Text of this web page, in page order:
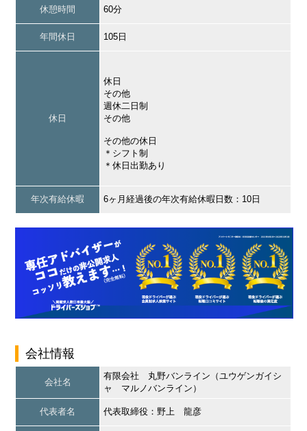
休憩時間 60分
年間休日 105日
休日
休日
その他
週休二日制
その他
その他の休日
＊シフト制
＊休日出勤あり
年次有給休暇 6ヶ月経過後の年次有給休暇日数：10日
会社情報
会社名
有限会社 丸野バンライン（ユウゲンガイシ
ャ マルノバンライン）
代表者名 代表取締役：野上 龍彦